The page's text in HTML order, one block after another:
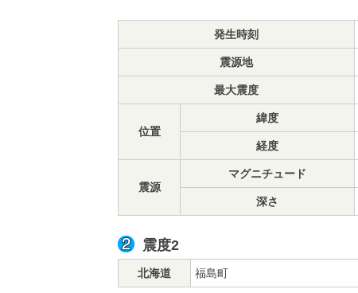
発生時刻
震源地
最大震度
位置
緯度
経度
震源
マグニチュード
深さ
震度2
北海道 福島町